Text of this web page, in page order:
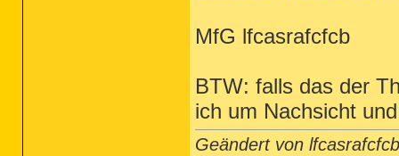
MfG lfcasrafcfcb
BTW: falls das der
ich um Nachsicht
Geändert von